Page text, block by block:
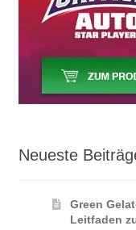
Neueste
Green
Leitfaden